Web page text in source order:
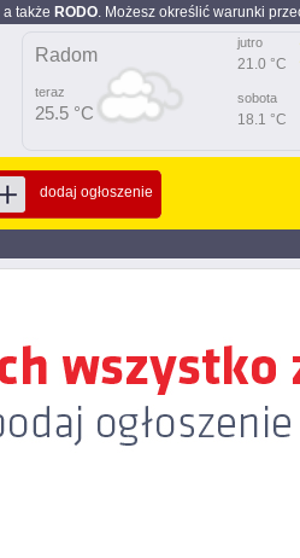
a także RODO. Możesz określić warunki
Radom
teraz
25.5 °C
jutro
21.0 °C
sobota
18.1 °C
dodaj ogłoszenie